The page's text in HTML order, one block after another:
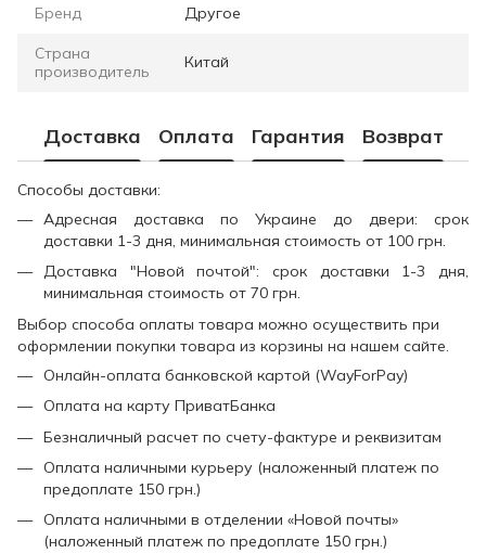
Бренд Другое
Страна
производитель
Китай
Доставка Оплата Гарантия Возврат
Способы доставки:
Адресная доставка по Украине до двери: срок
доставки 1-3 дня, минимальная стоимость от 100 грн.
Доставка "Новой почтой": срок доставки 1-3 дня,
минимальная стоимость от 70 грн.
Выбор способа оплаты товара можно осуществить при
оформлении покупки товара из корзины на нашем сайте.
Онлайн-оплата банковской картой (WayForPay)
Оплата на карту ПриватБанка
Безналичный расчет по счету-фактуре и реквизитам
Оплата наличными курьеру (наложенный платеж по
предоплате 150 грн.)
Оплата наличными в отделении «Новой почты»
(наложенный платеж по предоплате 150 грн.)